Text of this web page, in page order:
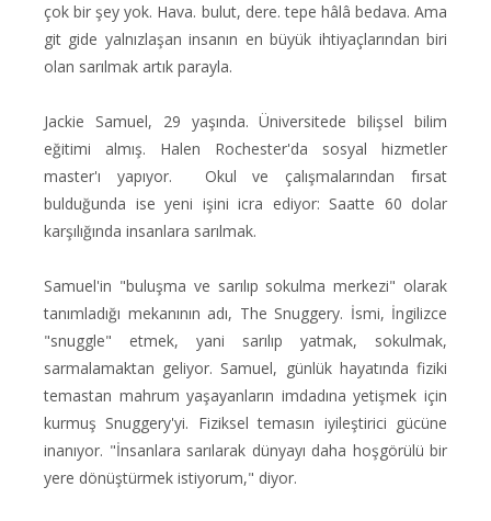
çok bir şey yok. Hava. bulut, dere. tepe hâlâ bedava. Ama
git gide yalnızlaşan insanın en büyük ihtiyaçlarından biri
olan sarılmak artık parayla.
Jackie Samuel, 29 yaşında. Üniversitede bilişsel bilim
eğitimi almış. Halen Rochester'da sosyal hizmetler
master'ı yapıyor. Okul ve çalışmalarından fırsat
bulduğunda ise yeni işini icra ediyor: Saatte 60 dolar
karşılığında insanlara sarılmak.
Samuel'in "buluşma ve sarılıp sokulma merkezi" olarak
tanımladığı mekanının adı, The Snuggery. İsmi, İngilizce
"snuggle" etmek, yani sarılıp yatmak, sokulmak,
sarmalamaktan geliyor. Samuel, günlük hayatında fiziki
temastan mahrum yaşayanların imdadına yetişmek için
kurmuş Snuggery'yi. Fiziksel temasın iyileştirici gücüne
inanıyor. "İnsanlara sarılarak dünyayı daha hoşgörülü bir
yere dönüştürmek istiyorum," diyor.